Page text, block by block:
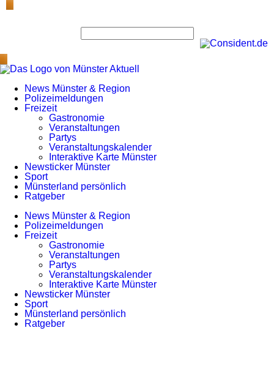
News Münster & Region
Polizeimeldungen
Freizeit
Gastronomie
Veranstaltungen
Partys
Veranstaltungskalender
Interaktive Karte Münster
Newsticker Münster
Sport
Münsterland persönlich
Ratgeber
News Münster & Region
Polizeimeldungen
Freizeit
Gastronomie
Veranstaltungen
Partys
Veranstaltungskalender
Interaktive Karte Münster
Newsticker Münster
Sport
Münsterland persönlich
Ratgeber